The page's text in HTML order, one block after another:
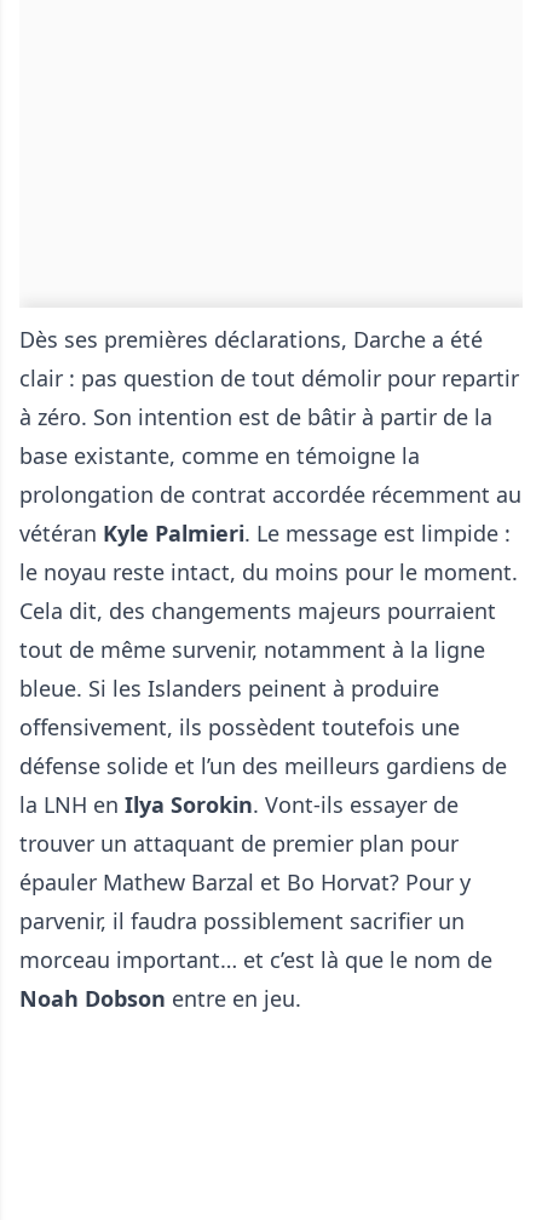
Dès ses premières déclarations, Darche a été
clair : pas question de tout démolir pour repartir
à zéro. Son intention est de bâtir à partir de la
base existante, comme en témoigne la
prolongation de contrat accordée récemment au
vétéran Kyle Palmieri. Le message est limpide :
le noyau reste intact, du moins pour le moment.
Cela dit, des changements majeurs pourraient
tout de même survenir, notamment à la ligne
bleue. Si les Islanders peinent à produire
offensivement, ils possèdent toutefois une
défense solide et l’un des meilleurs gardiens de
la LNH en Ilya Sorokin. Vont-ils essayer de
trouver un attaquant de premier plan pour
épauler Mathew Barzal et Bo Horvat? Pour y
parvenir, il faudra possiblement sacrifier un
morceau important… et c’est là que le nom de
Noah Dobson entre en jeu.